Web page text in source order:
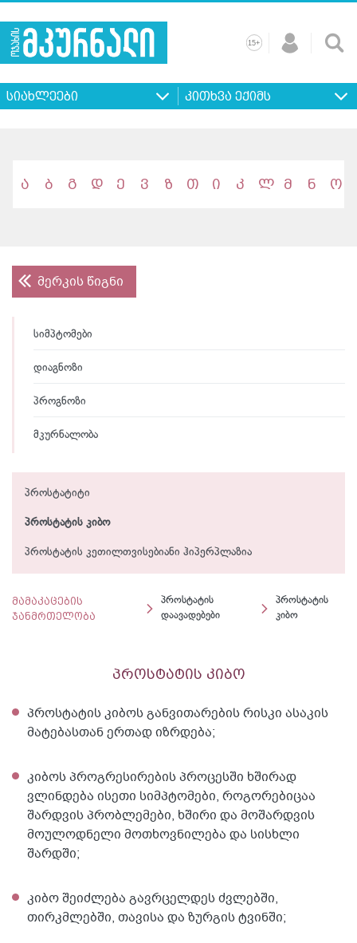
შესახებ ხშირად
კითხვები
15+
სიახლეები კითხვა ექიმს
ა ბ გ დ ე ვ ზ თ ი კ ლ მ ნ ო
მერკის წიგნი
სიმპტომები
დიაგნოზი
პროგნოზი
მკურნალობა
პროსტატიტი
პროსტატის კიბო
პროსტატის კეთილთვისებიანი ჰიპერპლაზია
მამაკაცების
ჯანმრთელობა
პროსტატის
დაავადებები
პროსტატის
კიბო
პროსტატის კიბო
პროსტატის კიბოს განვითარების რისკი ასაკის
მატებასთან ერთად იზრდება;
კიბოს პროგრესირების პროცესში ხშირად
ვლინდება ისეთი სიმპტომები, როგორებიცაა
შარდვის პრობლემები, ხშირი და მოშარდვის
მოულოდნელი მოთხოვნილება და სისხლი
შარდში;
კიბო შეიძლება გავრცელდეს ძვლებში,
თირკმლებში, თავისა და ზურგის ტვინში;